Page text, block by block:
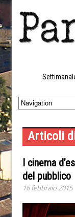
Articoli
I cinema
del pubblico
16 febbraio 2015